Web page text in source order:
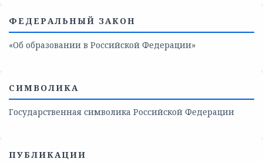
ФЕДЕРАЛЬНЫЙ ЗАКОН
«Об образовании в Российской Федерации»
СИМВОЛИКА
Государственная символика Российской Федерации
ПУБЛИКАЦИИ